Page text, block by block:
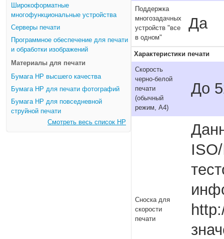
Широкоформатные
многофункциональные устройства
Серверы печати
Программное обеспечение для печати
и обработки изображений
Материалы для печати
Бумага HP высшего качества
Бумага HP для печати фотографий
Бумага HP для повседневной
струйной печати
Смотреть весь список HP
Поддержка
многозадачных
устройств "все
в одном"
Да
Характеристики печати
Скорость
черно-белой
печати
(обычный
режим, A4)
До
Сноска для
скорости
печати